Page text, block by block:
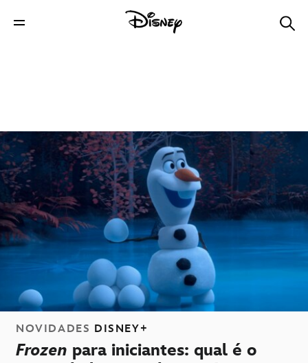
NOVIDADES DISNEY+
Frozen para iniciantes: qual é o